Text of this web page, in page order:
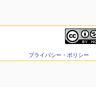
プライバシー・ポリシー